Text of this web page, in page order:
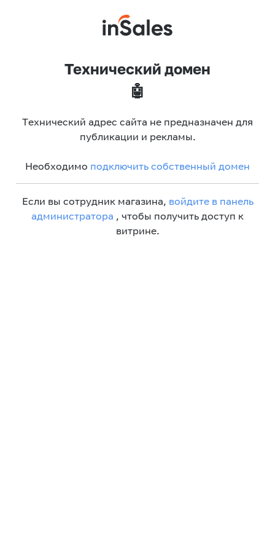
Технический домен
🤖
Технический адрес сайта не предназначен для
публикации и рекламы.
Необходимо подключить собственный домен
Если вы сотрудник магазина, войдите в панель
администратора , чтобы получить доступ к
витрине.